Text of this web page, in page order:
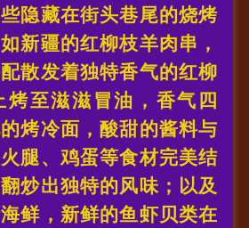
隐藏在街头巷尾的烧烤
新疆的红柳枝羊肉串，
散发着独特香气的红柳
烤至滋滋冒油，香气四
烤冷面，酸甜的酱料与
腿、鸡蛋等食材完美结
炒出独特的风味；以及
鲜，新鲜的鱼虾贝类在